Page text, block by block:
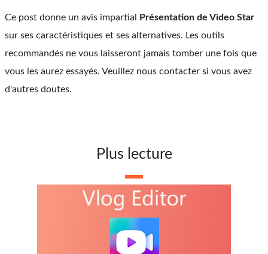
Ce post donne un avis impartial
Présentation de Video Star
sur ses caractéristiques et ses alternatives. Les outils
recommandés ne vous laisseront jamais tomber une fois que
vous les aurez essayés. Veuillez nous contacter si vous avez
d'autres doutes.
Plus lecture